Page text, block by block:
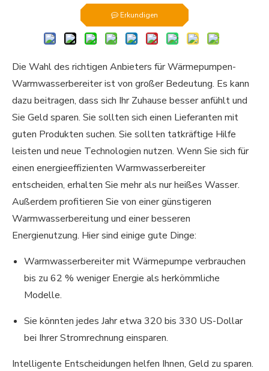
Erkundigen
Die Wahl des richtigen Anbieters für Wärmepumpen-
Warmwasserbereiter ist von großer Bedeutung. Es kann
dazu beitragen, dass sich Ihr Zuhause besser anfühlt und
Sie Geld sparen. Sie sollten sich einen Lieferanten mit
guten Produkten suchen. Sie sollten tatkräftige Hilfe
leisten und neue Technologien nutzen. Wenn Sie sich für
einen energieeffizienten Warmwasserbereiter
entscheiden, erhalten Sie mehr als nur heißes Wasser.
Außerdem profitieren Sie von einer günstigeren
Warmwasserbereitung und einer besseren
Energienutzung. Hier sind einige gute Dinge:
Warmwasserbereiter mit Wärmepumpe verbrauchen
bis zu 62 % weniger Energie als herkömmliche
Modelle.
Sie könnten jedes Jahr etwa 320 bis 330 US-Dollar
bei Ihrer Stromrechnung einsparen.
Intelligente Entscheidungen helfen Ihnen, Geld zu sparen.